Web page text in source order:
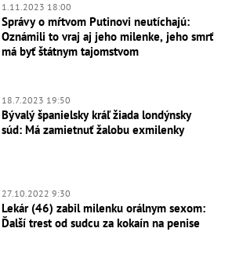
1.11.2023 18:00
Správy o mŕtvom Putinovi neutíchajú:
Oznámili to vraj aj jeho milenke, jeho smrť
má byť štátnym tajomstvom
18.7.2023 19:50
Bývalý španielsky kráľ žiada londýnsky
súd: Má zamietnuť žalobu exmilenky
27.10.2022 9:30
Lekár (46) zabil milenku orálnym sexom:
Ďalší trest od sudcu za kokaín na penise